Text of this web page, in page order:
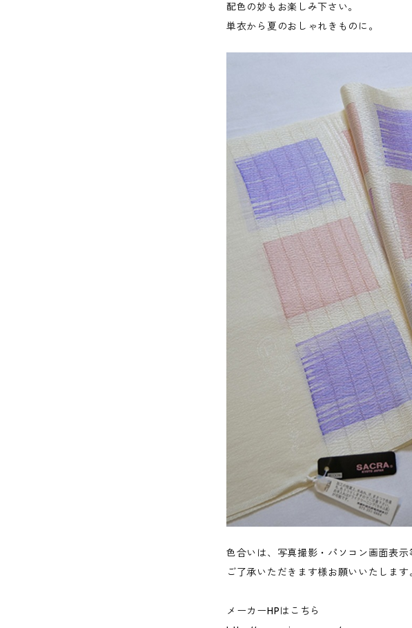
配色の妙もお楽しみ下さい。
単衣から夏のおしゃれきものに。
色合いは、写真撮影・パソコン画面表
ご了承いただきます様お願いいたします
メーカーHPはこちら